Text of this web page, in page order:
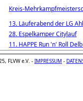
Kreis-
13. Läuferabend der LG
28. Espelkamper Citylauf
11. HAPPE Run 'n' Roll
FLVW e.V. - IMPRESSUM -